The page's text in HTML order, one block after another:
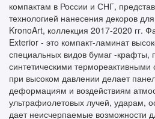
компактам в России и СНГ,
технологией нанесения декоров
KronoArt, коллекция 2017-2020 гг.
Exterior - это компакт-ламинат
специальных видов бумаг -крафты,
синтетическими
при высоком давлении делает
деформациям и воздействиям
ультрафиолетовых лучей, ударам,
дает неисчерпаемые возможности